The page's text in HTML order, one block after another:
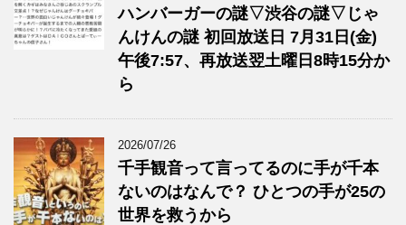
ハンバーガーの謎▽渋谷の謎▽じゃ
んけんの謎 初回放送日 7月31日(金)
午後7:57、再放送翌土曜日8時15分か
ら
2026/07/26
千手観音って言ってるのに手が千本
ないのはなんで？ ひとつの手が25の
世界を救うから